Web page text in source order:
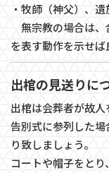
・牧師（神父）、
無宗教の場合は、
を表す動作を示せば
出棺の見送りに
出棺は会葬者が故人
告別式に参列した
り致しましょう。
コートや帽子をと